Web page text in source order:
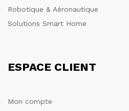
Robotique & Aéronautique
Solutions Smart Home
ESPACE CLIENT
Mon compte